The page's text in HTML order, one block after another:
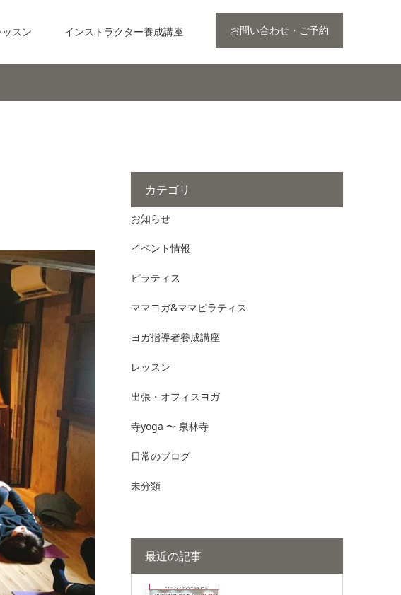
お問い合わせ・ご予約
ッスン インストラクター養成講座
カテゴリ
お知らせ
イベント情報
ピラティス
ママヨガ&ママピラティス
ヨガ指導者養成講座
レッスン
出張・オフィスヨガ
寺yoga 〜 泉林寺
日常のブログ
未分類
最近の記事